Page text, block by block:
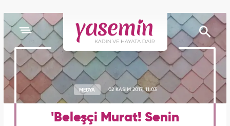
MEDYA 02 KASIM 2017, 11:03
'Beleşçi Murat! Senin